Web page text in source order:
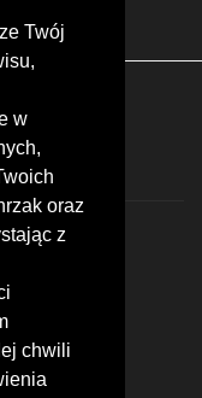
Twój
w
oraz
z
chwili